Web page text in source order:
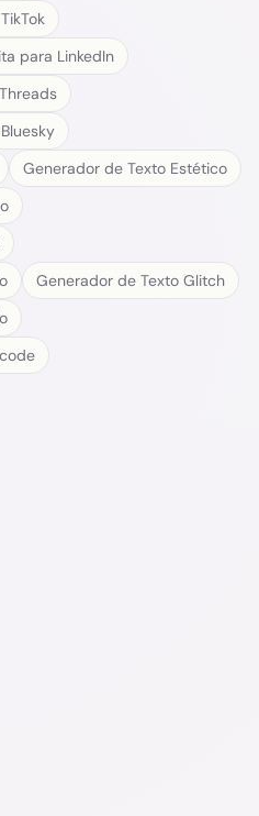
para LinkedIn
Generador de Texto Estético
Generador de Texto Glitch